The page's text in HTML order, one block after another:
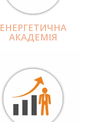
ЕНЕРГЕТИЧНА
АКАДЕМІЯ